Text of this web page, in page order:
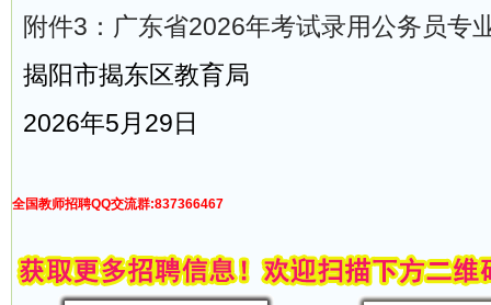
附件3：广东省2026年考试录用公务员专
揭阳市揭东区教育局
2026年5月29日
全国教师招聘QQ交流群:837366467